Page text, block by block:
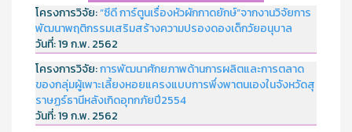
โครงการวิจัย:“ซีดี การ์ตูนเรื่องหัวผักกาดยักษ์”จากงานวิจัยการ
พัฒนาพฤติกรรมเสริมสร้างความปรองดองเด็กวัยอนุบาล
วันที่:19 ก.พ. 2562
โครงการวิจัย:การพัฒนาศักยภาพด้านการผลิตและการตลาด
ของกลุ่มผู้เพาะเลี้ยงหอยแครงแบบการพึ่งพาตนเองในจังหวัดสุ
ราษฏร์ธานีหลังเกิดอุทกภัยปี2554
วันที่:19 ก.พ. 2562